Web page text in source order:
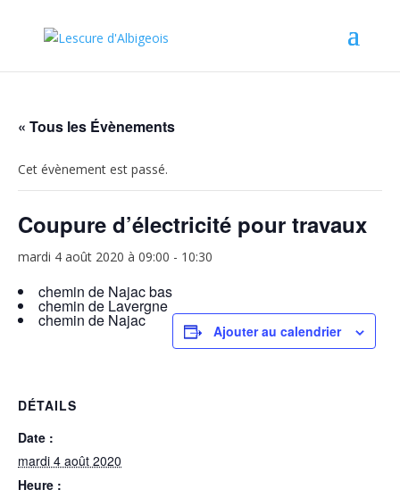
« Tous les Évènements
Cet évènement est passé.
Coupure d’électricité pour travaux
mardi 4 août 2020 à 09:00 - 10:30
chemin de Najac bas
chemin de Lavergne
chemin de Najac
Ajouter au calendrier
DÉTAILS
Date :
mardi 4 août 2020
Heure :